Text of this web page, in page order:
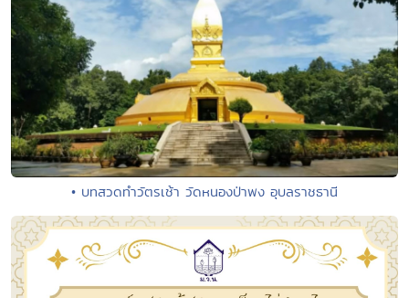
• บทสวดทำวัตรเช้า วัดหนองป่าพง อุบลราชธานี